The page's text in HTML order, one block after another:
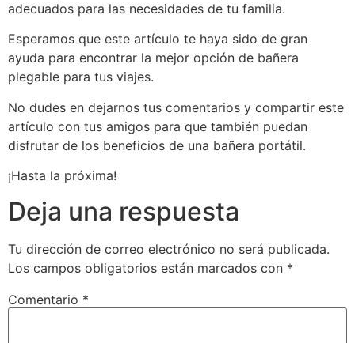
adecuados para las necesidades de tu familia.
Esperamos que este artículo te haya sido de gran
ayuda para encontrar la mejor opción de bañera
plegable para tus viajes.
No dudes en dejarnos tus comentarios y compartir este
artículo con tus amigos para que también puedan
disfrutar de los beneficios de una bañera portátil.
¡Hasta la próxima!
Deja una respuesta
Tu dirección de correo electrónico no será publicada.
Los campos obligatorios están marcados con *
Comentario *